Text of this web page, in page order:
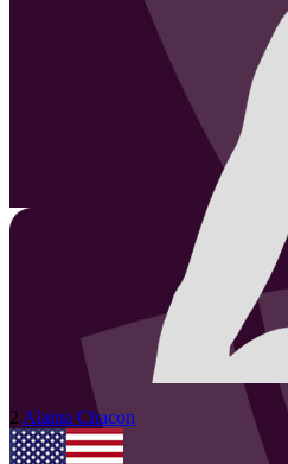
2 Alaina Chacon